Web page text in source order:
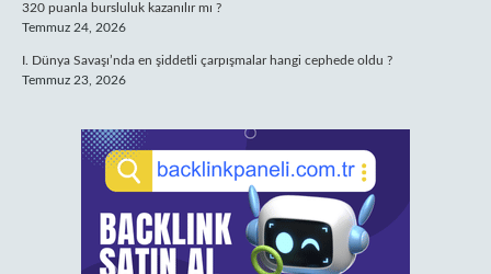
320 puanla bursluluk kazanılır mı ?
Temmuz 24, 2026
I. Dünya Savaşı’nda en şiddetli çarpışmalar hangi cephede oldu ?
Temmuz 23, 2026